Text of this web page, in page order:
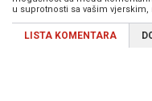
u suprotnosti sa vašim
LISTA KOMENTARA